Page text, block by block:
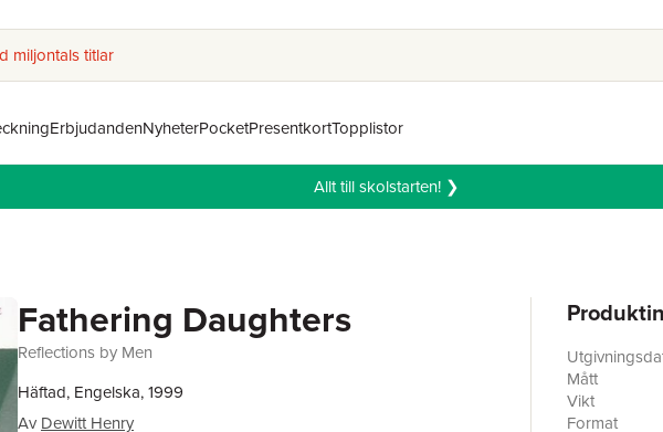
miljontals titlar
ErbjudandenNyheterPocketPresentkortTopplistor
Allt till skolstarten! ❯
Fathering Daughters
Reflections by Men
Häftad, Engelska, 1999
Av Dewitt Henry
Mått
Vikt
Format